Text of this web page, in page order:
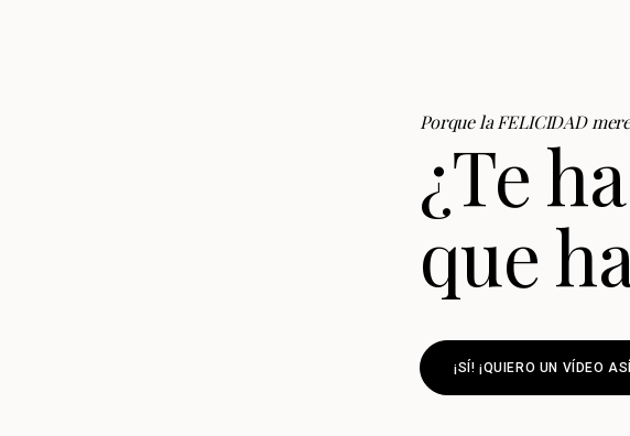
Porque la FELICIDAD
¿Te
que
¡SÍ! ¡QUIERO UN VÍDEO